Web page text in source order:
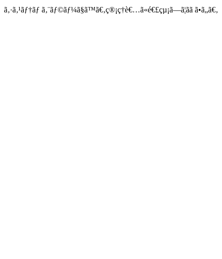
ã‚·ã‚¹ãƒ†ãƒ ã‚¨ãƒ©ãƒ¼ã§ã™ã€‚ç®¡ç†è€…ã«é€£çµ¡ã—ã¦ãã ã•ã„ã€‚